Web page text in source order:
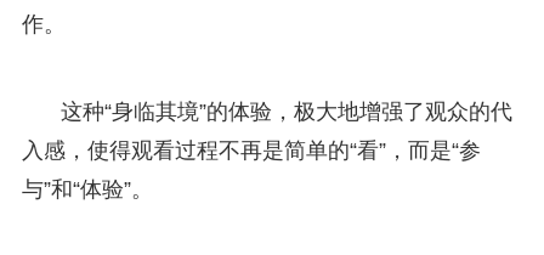
作。
这种“身临其境”的体验，极大地增强了观众的代
入感，使得观看过程不再是简单的“看”，而是“参
与”和“体验”。